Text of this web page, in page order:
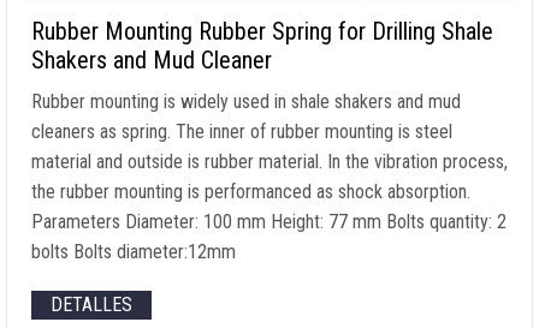
Rubber Mounting Rubber Spring for Drilling Shale
Shakers and Mud Cleaner
Rubber mounting is widely used in shale shakers and mud
cleaners as spring. The inner of rubber mounting is steel
material and outside is rubber material. In the vibration process,
the rubber mounting is performanced as shock absorption.
Parameters Diameter: 100 mm Height: 77 mm Bolts quantity: 2
bolts Bolts diameter:12mm
DETALLES